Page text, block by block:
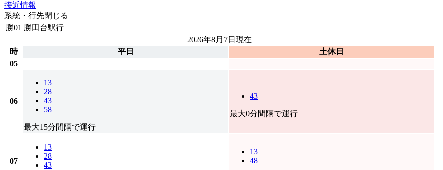
接近情報
系統・行先閉じる
勝01 勝田台駅行
2026年8月7日 現在
時
平日
土休日
05
06
13
28
43
58
最大15分間隔で運行
43
最大0分間隔で運行
07
13
28
43
13
48